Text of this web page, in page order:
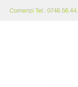
Comenzi Tel.: